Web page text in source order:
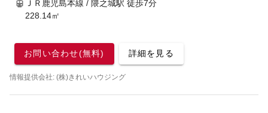
ＪＲ鹿児島本線 / 隈之城駅 徒歩7分
228.14㎡
お問い合わせ(無料) 詳細を見る
情報提供会社: (株)きれいハウジング